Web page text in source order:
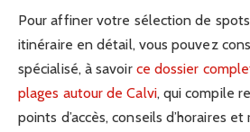
Pour affiner votre sélection de
itinéraire en détail, vous pouvez
spécialisé, à savoir ce dossier
plages autour de Calvi, qui compile
points d’accès, conseils d’horaires